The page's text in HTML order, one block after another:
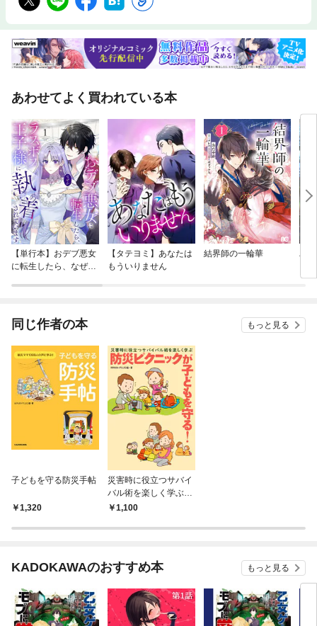
あわせてよく買われている本
【単行本】おデブ悪女
に転生したら、なぜか
【タテヨミ】あなたは
もういりません
結界師の一輪華
バ
今
同じ作者の本 もっと見る
子どもを守る防災手帖
1,320
災害時に役立つサバイ
バル術を楽しく学ぶ
防災ピクニックが子ど
1,100
KADOKAWAのおすすめ本 もっと見る